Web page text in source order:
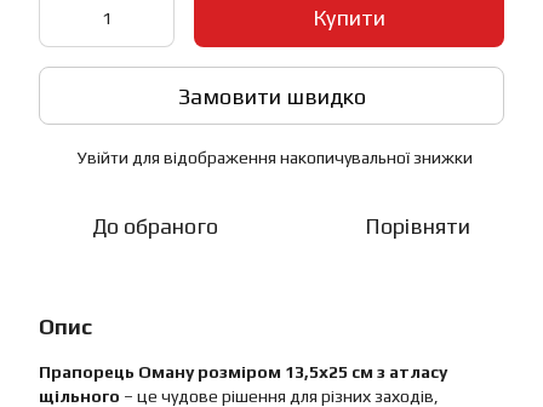
Купити
Замовити швидко
Увійти для відображення накопичувальної знижки
До обраного Порівняти
Опис
Прапорець Оману розміром 13,5х25 см з атласу
щільного – це чудове рішення для різних заходів,